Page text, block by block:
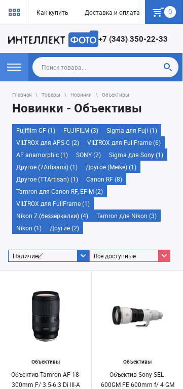
Как купить Доставка и оплата Гарантия
0
+7 (343) 350-22-33
Главная Товары Новинки Объективы
Новинки - Объективы
Fujifilm GF (1) FUJIFILM (3)
Sigma для Fuji (1)
VILTROX для APS-C (2)
VILTROX для FullFrame (6)
AF anamorphic (1)
SONY (7)
Sigma для Sony (1)
Другое (7Artisans) (1)
Другое (Meike) (1)
Другое (TTArtisan) (1)
Canon RF (8)
Tamron для Canon RF, EF-M (2)
VILTROX для FullFrame (1)
Nikon Z (беззеркалки) (4)
Tamron для Nikon (3)
Nikon (1)
Другие (2)
Наличие Все доступные
Объективы
Объектив Tamron AF 18-
300mm F/ 3.5-6.3 Di III-A
Объективы
Объектив Sony SEL-
600GM FE 600mm f/ 4 GM